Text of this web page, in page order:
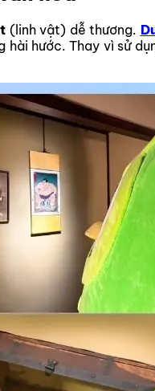
(linh vật) dễ thương.
hước. Thay vì sử